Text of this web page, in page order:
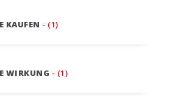
KAUFEN - (1)
WIRKUNG - (1)